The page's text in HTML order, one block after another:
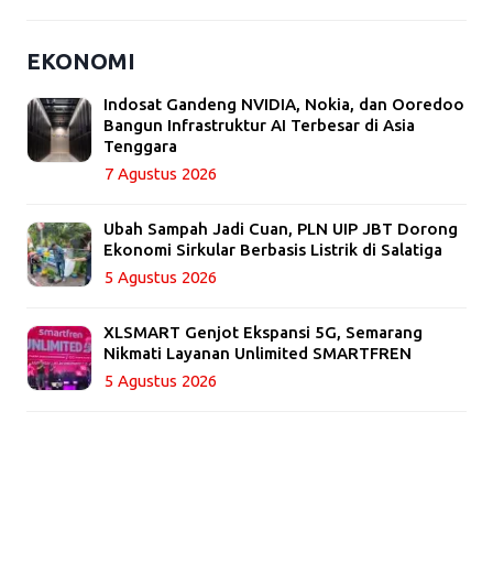
EKONOMI
Indosat Gandeng NVIDIA, Nokia, dan Ooredoo
Bangun Infrastruktur AI Terbesar di Asia
Tenggara
7 Agustus 2026
Ubah Sampah Jadi Cuan, PLN UIP JBT Dorong
Ekonomi Sirkular Berbasis Listrik di Salatiga
5 Agustus 2026
XLSMART Genjot Ekspansi 5G, Semarang
Nikmati Layanan Unlimited SMARTFREN
5 Agustus 2026